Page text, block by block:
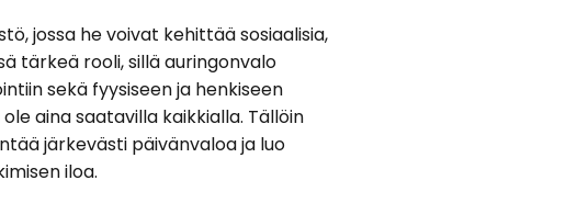
jossa he voivat kehittää sosiaalisia,
tärkeä rooli, sillä auringonvalo
sekä fyysiseen ja henkiseen
aina saatavilla kaikkialla. Tällöin
järkevästi päivänvaloa ja luo
iloa.